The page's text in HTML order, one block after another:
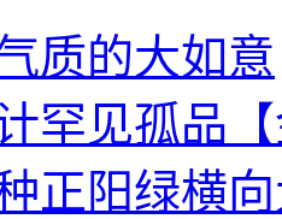
质的大如意
罕见孤品
正阳绿横